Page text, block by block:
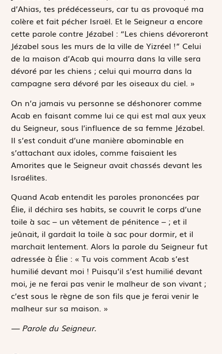
d’Ahias, tes prédécesseurs, car tu as provoqué ma
colère et fait pécher Israël. Et le Seigneur a encore
cette parole contre Jézabel : “Les chiens dévoreront
Jézabel sous les murs de la ville de Yizréel !” Celui
de la maison d’Acab qui mourra dans la ville sera
dévoré par les chiens ; celui qui mourra dans la
campagne sera dévoré par les oiseaux du ciel. »
On n’a jamais vu personne se déshonorer comme
Acab en faisant comme lui ce qui est mal aux yeux
du Seigneur, sous l’influence de sa femme Jézabel.
Il s’est conduit d’une manière abominable en
s’attachant aux idoles, comme faisaient les
Amorites que le Seigneur avait chassés devant les
Israélites.
Quand Acab entendit les paroles prononcées par
Élie, il déchira ses habits, se couvrit le corps d’une
toile à sac – un vêtement de pénitence – ; et il
jeûnait, il gardait la toile à sac pour dormir, et il
marchait lentement. Alors la parole du Seigneur fut
adressée à Élie : « Tu vois comment Acab s’est
humilié devant moi ! Puisqu’il s’est humilié devant
moi, je ne ferai pas venir le malheur de son vivant ;
c’est sous le règne de son fils que je ferai venir le
malheur sur sa maison. »
— Parole du Seigneur.